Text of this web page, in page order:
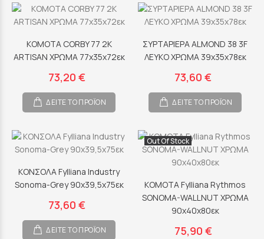
ΚΟΜΟΤΑ CORBY 77 2K
ARTISAN ΧΡΩΜΑ 77x35x72εκ
73,20 €
ΔΕΙΤΕ ΤΟ ΠΡΟΪΟΝ
ΣΥΡΤΑΡΙΕΡΑ ALMOND 38 3F
ΛΕΥΚΟ ΧΡΩΜΑ 39x35x78εκ
73,60 €
ΔΕΙΤΕ ΤΟ ΠΡΟΪΟΝ
ΚΟΝΣΟΛΑ Fylliana Industry
Sonoma-Grey 90x39,5x75εκ
73,60 €
ΔΕΙΤΕ ΤΟ ΠΡΟΪΟΝ
Out Of Stock
ΚΟΜΟΤΑ Fylliana Rythmos
SONOMA-WALLNUT ΧΡΩΜΑ
90x40x80εκ
75,90 €